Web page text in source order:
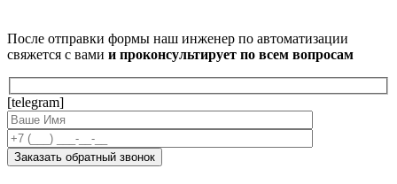
После отправки формы наш инженер по автоматизации
свяжется с вами и проконсультирует по всем вопросам
[telegram]